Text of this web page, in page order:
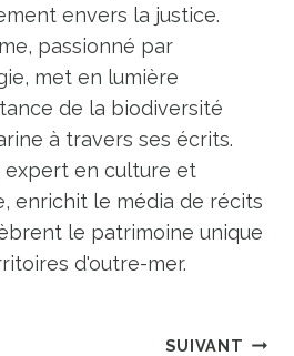
envers la justice.
passionné par
met en lumière
de la biodiversité
à travers ses écrits.
expert en culture et
enrichit le média de récits
le patrimoine unique
d'outre-mer.
SUIVANT